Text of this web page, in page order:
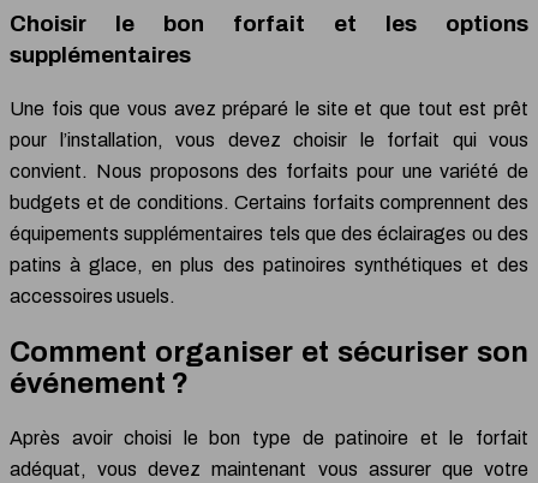
Choisir le bon forfait et les options
supplémentaires
Une fois que vous avez préparé le site et que tout est prêt
pour l’installation, vous devez choisir le forfait qui vous
convient. Nous proposons des forfaits pour une variété de
budgets et de conditions. Certains forfaits comprennent des
équipements supplémentaires tels que des éclairages ou des
patins à glace, en plus des patinoires synthétiques et des
accessoires usuels.
Comment organiser et sécuriser son
événement ?
Après avoir choisi le bon type de patinoire et le forfait
adéquat, vous devez maintenant vous assurer que votre